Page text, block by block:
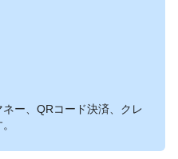
ー、QRコード決済、クレ